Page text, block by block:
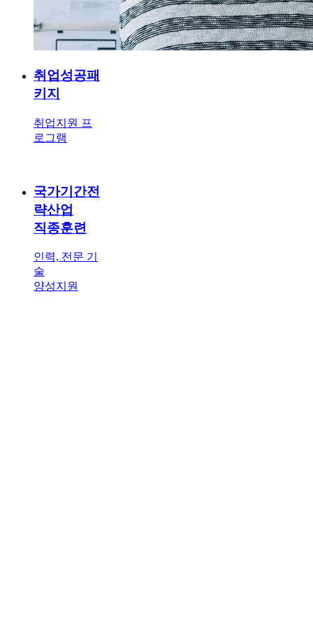
취업성공패
키지
취업지원 프
로그램
국가기간전
략산업
직종훈련
인력, 전문 기
술
양성지원